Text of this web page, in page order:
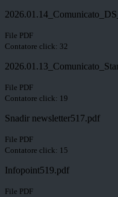
File PDF
Contatore click: 32
File PDF
Contatore click: 19
Snadir newsletter517.pdf
File PDF
Contatore click: 15
Infopoint519.pdf
File PDF